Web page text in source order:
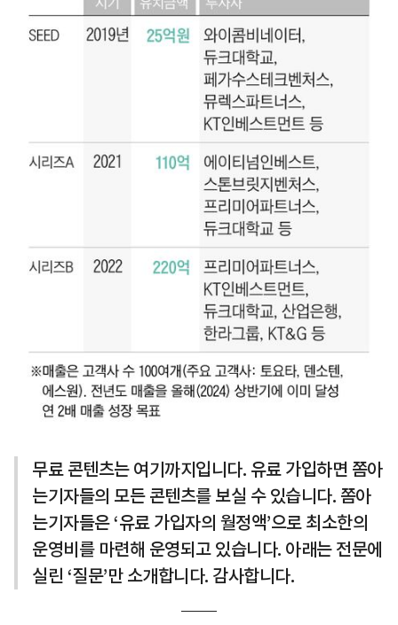
무료 콘텐츠는 여기까지입니다. 유료 가입하면 쫌아
는기자들의 모든 콘텐츠를 보실 수 있습니다. 쫌아
는기자들은 ‘유료 가입자의 월정액’으로 최소한의
운영비를 마련해 운영되고 있습니다. 아래는 전문에
실린 ‘질문’만 소개합니다. 감사합니다.